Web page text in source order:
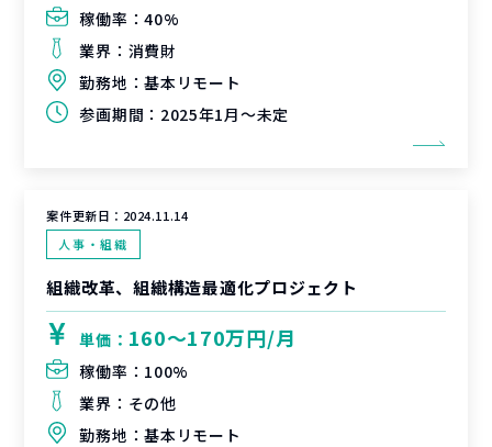
稼働率：40%
業界： 消費財
勤務地：基本リモート
参画期間： 2025年1月～未定
案件更新日： 2024.11.14
人事・組織
組織改革、組織構造最適化プロジェクト
単価： 160〜170万円/月
稼働率： 100%
業界： その他
勤務地：基本リモート